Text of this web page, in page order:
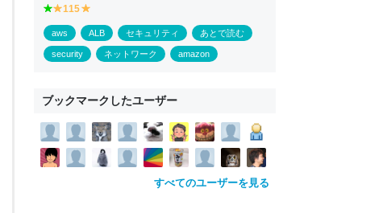
g
r
e
e
y
e
ll
o
115
e
ll
o
aws ALB セキュリティ あとで読む
security ネットワーク amazon
ブックマークしたユーザー
すべてのユーザーを見る